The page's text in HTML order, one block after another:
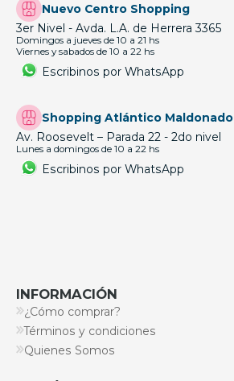
Nuevo Centro Shopping
3er Nivel - Avda. L.A. de Herrera 3365
Domingos a jueves de 10 a 21 hs
Viernes y sabados de 10 a 22 hs
Escribinos por WhatsApp
Shopping Atlántico Maldonado
Av. Roosevelt – Parada 22 - 2do nivel
Lunes a domingos de 10 a 22 hs
Escribinos por WhatsApp
INFORMACIÓN
¿Cómo comprar?
Términos y condiciones
Quienes Somos